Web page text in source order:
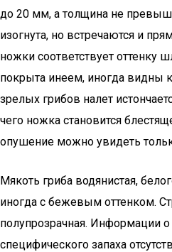
до 20 мм, а толщина не
изогнута, но встречаются и
ножки соответствует оттенку
покрыта инеем, иногда видны
зрелых грибов налет
чего ножка становится
опушение можно увидеть
Мякоть гриба водянистая,
иногда с бежевым оттенком.
полупрозрачная. Информации о
специфического запаха